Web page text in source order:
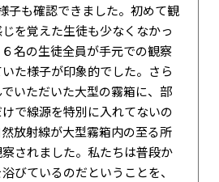
子も確認できました。初めて観
を覚えた生徒も少なくなかっ
名の生徒全員が手元での観察
た様子が印象的でした。さら
いただいた大型の霧箱に、部
で線源を特別に入れてないの
放射線が大型霧箱内の至る所
されました。私たちは普段か
びているのだということを、